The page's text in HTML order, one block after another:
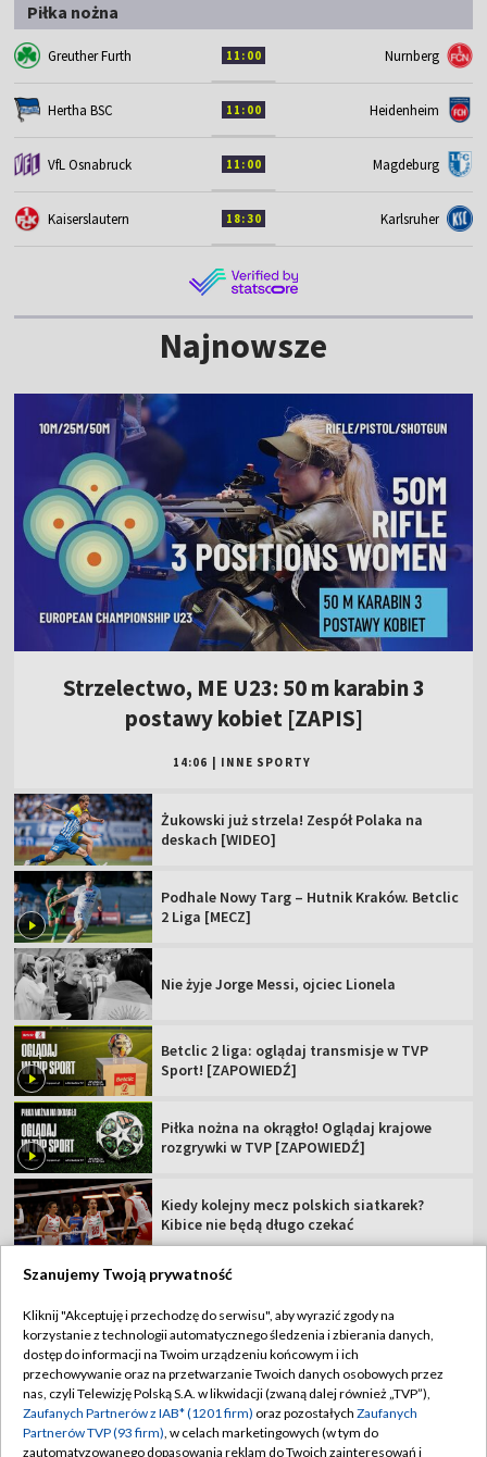
Piłka nożna
Greuther Furth 11:00 Nurnberg
Hertha BSC 11:00 Heidenheim
VfL Osnabruck 11:00 Magdeburg
Kaiserslautern 18:30 Karlsruher
Najnowsze
Strzelectwo, ME U23: 50 m karabin 3
postawy kobiet [ZAPIS]
14:06 INNE SPORTY
Żukowski już strzela! Zespół Polaka na
deskach [WIDEO]
Podhale Nowy Targ – Hutnik Kraków. Betclic
2 Liga [MECZ]
Nie żyje Jorge Messi, ojciec Lionela
Betclic 2 liga: oglądaj transmisje w TVP
Sport! [ZAPOWIEDŹ]
Piłka nożna na okrągło! Oglądaj krajowe
rozgrywki w TVP [ZAPOWIEDŹ]
Kiedy kolejny mecz polskich siatkarek?
Kibice nie będą długo czekać
TVP
Abonament TVP
Sklep TVP
Biuro Reklamy
Regulamin TVP
Polityka prywatności
Moje zgody
Szanujemy Twoją prywatność
Kliknij "Akceptuję i przechodzę do serwisu", aby wyrazić zgody na
korzystanie z technologii automatycznego śledzenia i zbierania danych,
dostęp do informacji na Twoim urządzeniu końcowym i ich
przechowywanie oraz na przetwarzanie Twoich danych osobowych przez
nas, czyli Telewizję Polską S.A. w likwidacji (zwaną dalej również „TVP”),
Zaufanych Partnerów z IAB* (1201 firm) oraz pozostałych Zaufanych
Partnerów TVP (93 firm), w celach marketingowych (w tym do
zautomatyzowanego dopasowania reklam do Twoich zainteresowań i